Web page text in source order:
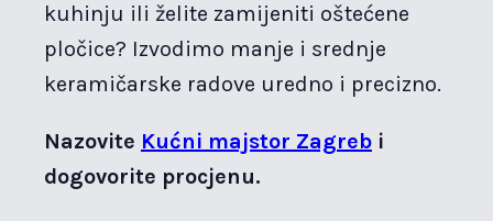
kuhinju ili želite zamijeniti oštećene
pločice? Izvodimo manje i srednje
keramičarske radove uredno i precizno.
Nazovite Kućni majstor Zagreb i
dogovorite procjenu.